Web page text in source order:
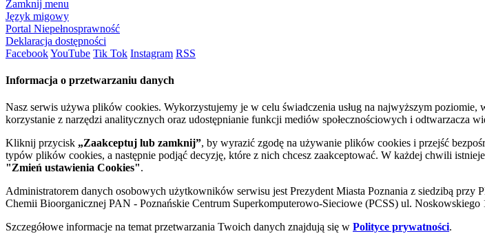
Zamknij menu
Język migowy
Portal Niepełnosprawność
Deklaracja dostępności
FacebookYouTube Tik Tok Instagram RSS
Informacja o przetwarzaniu danych
Nasz serwis używa plików cookies. Wykorzystujemy je w celu świadczenia usług na najwyższym
korzystanie z narzędzi analitycznych oraz udostępnianie funkcji mediów społecznościowych i odtwarzacza
Kliknij przycisk „Zaakceptuj lub zamknij”, by wyrazić zgodę na używanie plików cookies i przejść
typów plików cookies, a następnie podjąć decyzję, które z nich chcesz zaakceptować. W każdej chwili
"Zmień ustawienia Cookies".
Administratorem danych osobowych użytkowników serwisu jest Prezydent Miasta Poznania z siedzibą
Chemii Bioorganicznej PAN - Poznańskie Centrum Superkomputerowo-Sieciowe (PCSS) ul. Noskowskiego
Szczegółowe informacje na temat przetwarzania Twoich danych znajdują się w Polityce prywatności.